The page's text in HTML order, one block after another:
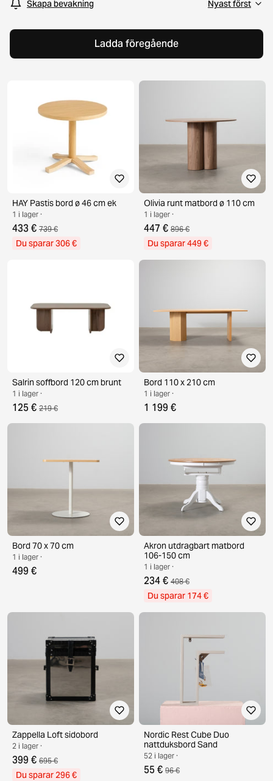
Skapa bevakning
Ladda föregående
HAY Pastis bord ø 46 cm ek
1 i lager ·
433 € 739 €
Du sparar 306 €
Olivia runt matbord ø 110 cm
1 i lager ·
447 € 896 €
Du sparar 449 €
Salrin soffbord 120 cm brunt
1 i lager ·
125 € 219 €
Bord 110 x 210 cm
1 i lager ·
1 199 €
Bord 70 x 70 cm
1 i lager ·
499 €
Akron utdragbart matbord
106-150 cm
1 i lager ·
234 € 408 €
Du sparar 174 €
Zappella Loft sidobord
2 i lager ·
399 € 695 €
Du sparar 296 €
Nordic Rest Cube Duo
nattduksbord Sand
52 i lager ·
55 € 96 €